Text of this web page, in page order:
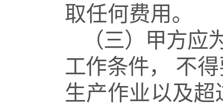
取任何费用。
（三）甲方
工作条件，
不
生产作业以及超